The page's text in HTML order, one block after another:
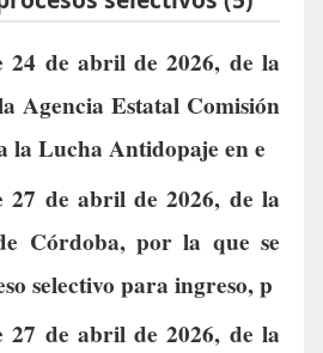
24 de abril de 2026, de la
Agencia Estatal Comisión
la Lucha Antidopaje en e
27 de abril de 2026, de la
Córdoba, por la que se
selectivo para ingreso, p
27 de abril de 2026, de la